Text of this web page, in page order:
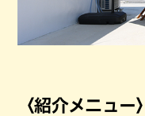
〈紹介メニュー〉